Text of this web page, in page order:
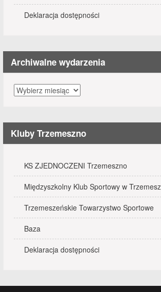
Deklaracja dostępności
Archiwalne wydarzenia
Archiwalne
wydarzenia
Kluby Trzemeszno
KS ZJEDNOCZENI Trzemeszno
Międzyszkolny Klub Sportowy w
Trzemeszeńskie Towarzystwo Sportowe
Baza
Deklaracja dostępności